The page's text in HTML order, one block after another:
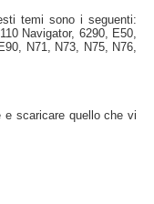
temi sono i seguenti:
Navigator, 6290, E50,
N71, N73, N75, N76,
scaricare quello che vi